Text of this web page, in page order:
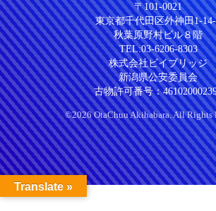
〒101-0021
東京都千代田区外神田1-
秋葉原野村ビル８階
TEL:03-6206-8303
株式会社ビイブリッジ
新潟県公安委員会
古物許可番号：
©2026 OtaChuu Akihabara. All Rights
Translate »